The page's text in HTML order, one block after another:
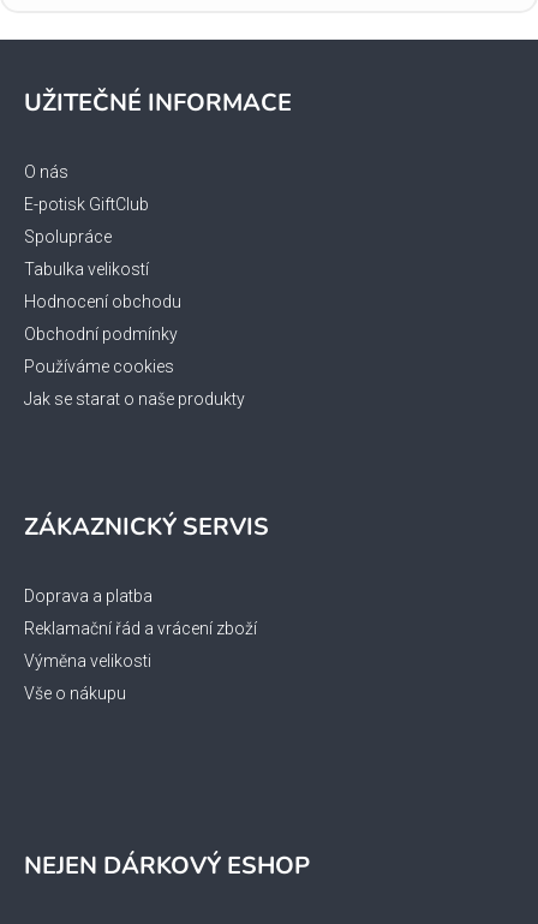
UŽITEČNÉ INFORMACE
O nás
E-potisk GiftClub
Spolupráce
Tabulka velikostí
Hodnocení obchodu
Obchodní podmínky
Používáme cookies
Jak se starat o naše produkty
ZÁKAZNICKÝ SERVIS
Doprava a platba
Reklamační řád a vrácení zboží
Výměna velikosti
Vše o nákupu
NEJEN DÁRKOVÝ ESHOP